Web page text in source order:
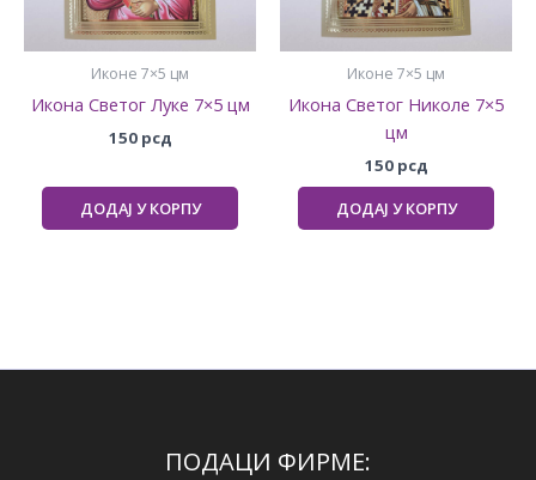
Иконе 7×5 цм
Икона Светог Луке 7×5 цм
150 рсд
ДОДАЈ У КОРПУ
Иконе 7×5 цм
Икона Светог Николе 7×5
цм
150 рсд
ДОДАЈ У КОРПУ
ПОДАЦИ ФИРМЕ: